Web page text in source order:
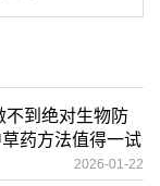
不到绝对生物防
药方法值得一试
2026-01-22